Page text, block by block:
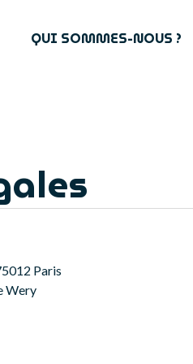
QUI SOMMES-NOUS ?
Paris
Wery